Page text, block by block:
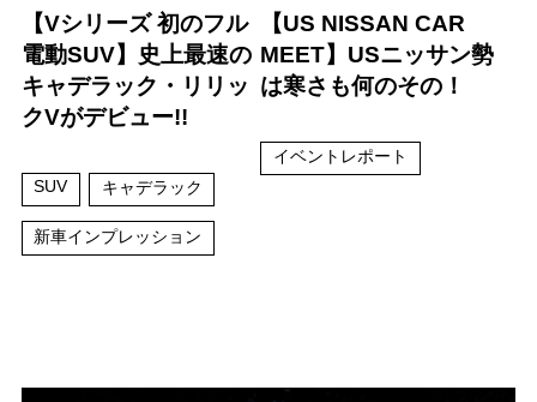
【Vシリーズ 初のフル
電動SUV】史上最速の
キャデラック・リリッ
クVがデビュー!!
SUV キャデラック
新車インプレッション
【US NISSAN CAR
MEET】USニッサン勢
は寒さも何のその！
イベントレポート